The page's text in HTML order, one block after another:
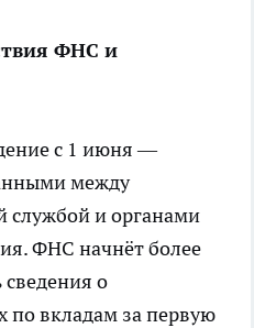
ФНС и
с 1 июня —
между
службой и органами
ФНС начнёт более
о
повкладам за первую